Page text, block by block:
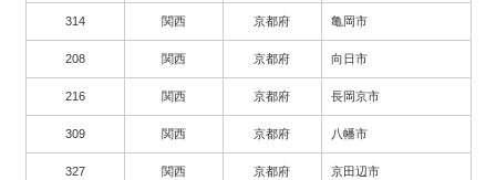
314 関西 京都府 亀岡市
208 関西 京都府 向日市
216 関西 京都府 長岡京市
309 関西 京都府 八幡市
327 関西 京都府 京田辺市